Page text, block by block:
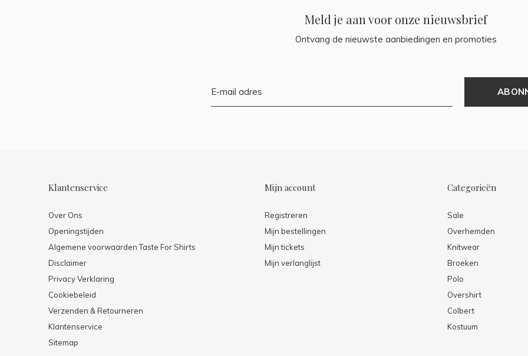
Meld je aan voor onze nieuwsbrief
Ontvang de nieuwste aanbiedingen en promoties
Klantenservice
Over Ons
Openingstijden
Algemene voorwaarden Taste For Shirts
Disclaimer
Privacy Verklaring
Cookiebeleid
Verzenden & Retourneren
Klantenservice
Sitemap
Mijn account
Registreren
Mijn bestellingen
Mijn tickets
Mijn verlanglijst
Categorieën
Sale
Overhemden
Knitwear
Broeken
Polo
Overshirt
Colbert
Kostuum